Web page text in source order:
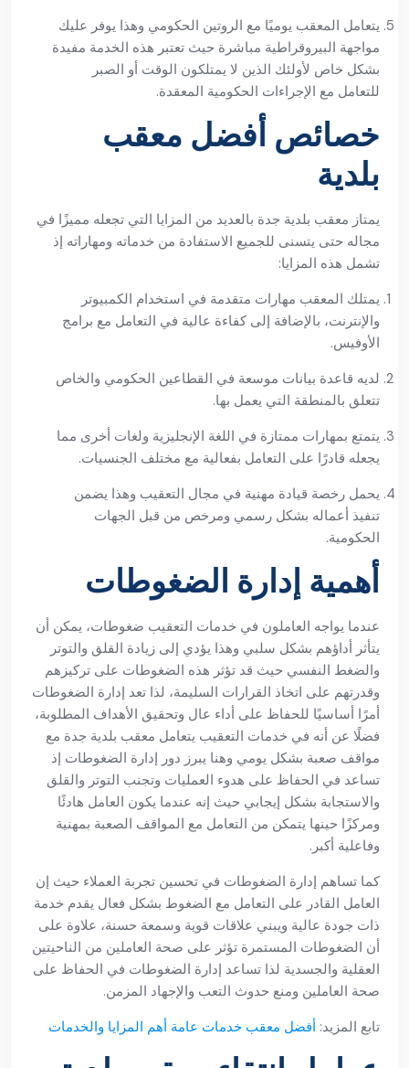
يتعامل المعقب يوميًا مع الروتين الحكومي وهذا يوفر عليك
مواجهة البيروقراطية مباشرة حيث تعتبر هذه الخدمة مفيدة
بشكل خاص لأولئك الذين لا يمتلكون الوقت أو الصبر
للتعامل مع الإجراءات الحكومية المعقدة.
خصائص أفضل معقب
بلدية
يمتاز معقب بلدية جدة بالعديد من المزايا التي تجعله مميزًا في
مجاله حتى يتسنى للجميع الاستفادة من خدماته ومهاراته إذ
تشمل هذه المزايا:
يمتلك المعقب مهارات متقدمة في استخدام الكمبيوتر
والإنترنت، بالإضافة إلى كفاءة عالية في التعامل مع برامج
الأوفيس.
لديه قاعدة بيانات موسعة في القطاعين الحكومي والخاص
تتعلق بالمنطقة التي يعمل بها.
يتمتع بمهارات ممتازة في اللغة الإنجليزية ولغات أخرى مما
يجعله قادرًا على التعامل بفعالية مع مختلف الجنسيات.
يحمل رخصة قيادة مهنية في مجال التعقيب وهذا يضمن
تنفيذ أعماله بشكل رسمي ومرخص من قبل الجهات
الحكومية.
أهمية إدارة الضغوطات
عندما يواجه العاملون في خدمات التعقيب ضغوطات، يمكن أن
يتأثر أداؤهم بشكل سلبي وهذا يؤدي إلى زيادة القلق والتوتر
والضغط النفسي حيث قد تؤثر هذه الضغوطات على تركيزهم
وقدرتهم على اتخاذ القرارات السليمة، لذا تعد إدارة الضغوطات
أمرًا أساسيًا للحفاظ على أداء عال وتحقيق الأهداف المطلوبة،
فضلًا عن أنه في خدمات التعقيب يتعامل معقب بلدية جدة مع
مواقف صعبة بشكل يومي وهنا يبرز دور إدارة الضغوطات إذ
تساعد في الحفاظ على هدوء العمليات وتجنب التوتر والقلق
والاستجابة بشكل إيجابي حيث إنه عندما يكون العامل هادئًا
ومركزًا حينها يتمكن من التعامل مع المواقف الصعبة بمهنية
وفاعلية أكبر.
كما تساهم إدارة الضغوطات في تحسين تجربة العملاء حيث إن
العامل القادر على التعامل مع الضغوط بشكل فعال يقدم خدمة
ذات جودة عالية ويبني علاقات قوية وسمعة حسنة، علاوة على
أن الضغوطات المستمرة تؤثر على صحة العاملين من الناحيتين
العقلية والجسدية لذا تساعد إدارة الضغوطات في الحفاظ على
صحة العاملين ومنع حدوث التعب والإجهاد المزمن.
تابع المزيد: أفضل معقب خدمات عامة أهم المزايا والخدمات